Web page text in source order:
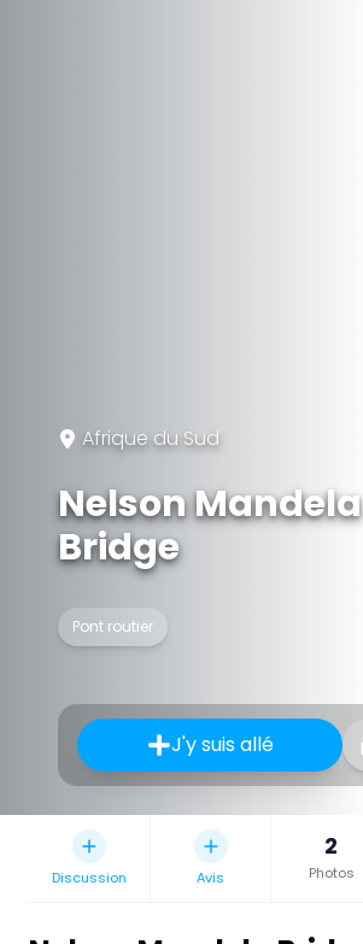
Afrique du Sud
Nelson Mandela
Bridge
Pont routier
J'y suis allé
Discussion Avis
2
Photos